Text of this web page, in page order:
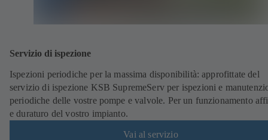
Servizio di ispezione
Ispezioni periodiche per la massima disponibilità: approfittate del
servizio di ispezione KSB SupremeServ per ispezioni e
periodiche delle vostre pompe e valvole. Per un funzionamento
e duraturo del vostro impianto.
Vai al servizio